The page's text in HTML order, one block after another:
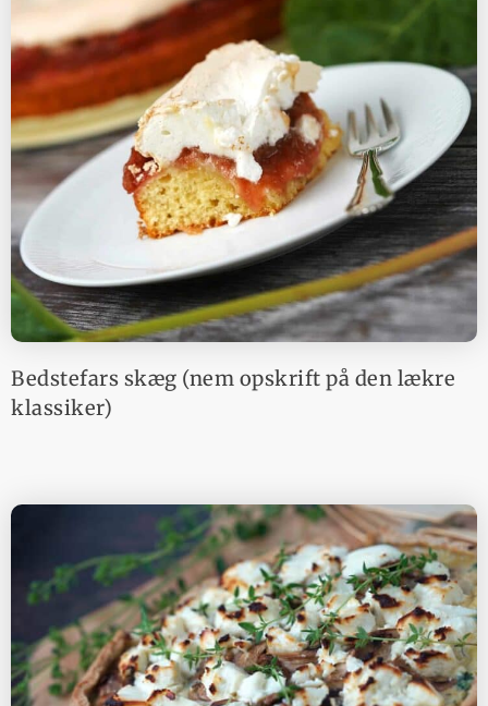
Bedstefars skæg (nem opskrift på den lækre
klassiker)